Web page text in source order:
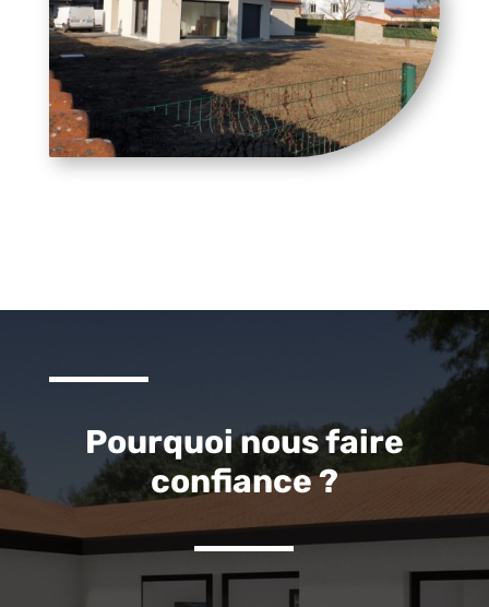
Pourquoi nous faire
confiance ?